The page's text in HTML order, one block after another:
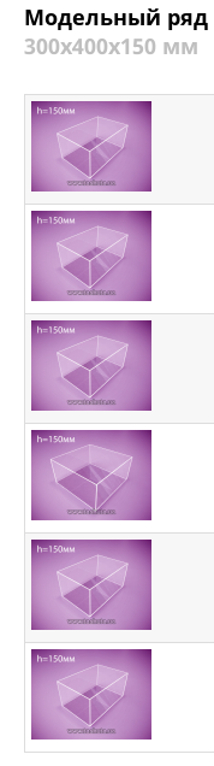
Модельный ряд
300х400х150 мм